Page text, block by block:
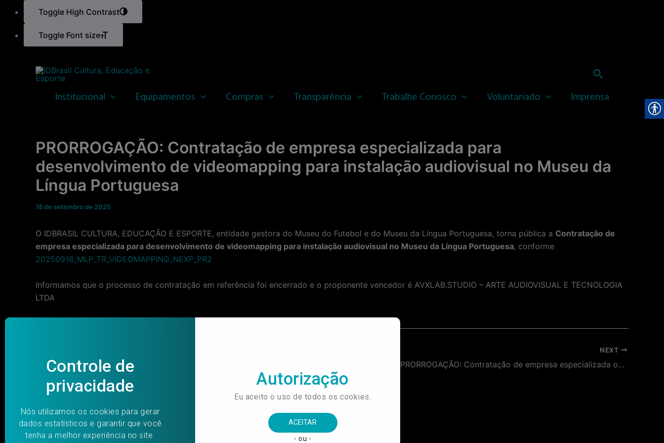
Toggle High Contrast
Toggle Font size
Pesquisar
Institucional Equipamentos Compras Transparência Trabalhe Conosco Voluntariado Imprensa
PRORROGAÇÃO: Contratação de empresa especializada para
desenvolvimento de videomapping para instalação audiovisual no Museu da
Língua Portuguesa
18 de setembro de 2025
O IDBRASIL CULTURA, EDUCAÇÃO E ESPORTE, entidade gestora do Museu do Futebol e do Museu da Língua Portuguesa, torna pública a Contratação de
empresa especializada para desenvolvimento de videomapping para instalação audiovisual no Museu da Língua Portuguesa, conforme
20250918_MLP_TR_VIDEOMAPPING_NEXP_PR2
Informamos que o processo de contratação em referência foi encerrado e o proponente vencedor é AVXLAB.STUDIO – ARTE AUDIOVISUAL E TECNOLOGIA
LTDA
navigation
NEXT
PRORROGAÇÃO: Contratação de empresa especializada ou profissional PJ responsável pela impressão “Fine Art” para a Exposição “Funk: Um grito de ousadia e liberdade” no Museu da Língua Portuguesa